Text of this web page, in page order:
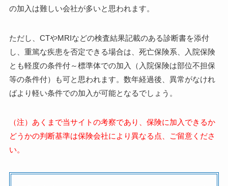
の加入は難しい会社が多いと思われます。
ただし、CTやMRIなどの検査結果記載のある診断書を添付
し、重篤な疾患を否定できる場合は、死亡保険系、入院保険
とも軽度の条件付～標準体での加入（入院保険は部位不担保
等の条件付）も可と思われます。数年経過後、異常がなけれ
ばより軽い条件での加入が可能となるでしょう。
（注）あくまで当サイトの考察であり、保険に加入できるか
どうかの判断基準は保険会社により異なる点、ご留意くださ
い。